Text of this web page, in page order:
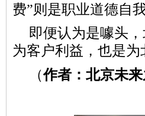
费”则是职业道德自
即便认为是噱头
为客户利益，也是
（作者：北京未